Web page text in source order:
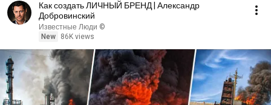
Как создать ЛИЧНЫЙ БРЕНД | Александр
Добровинский
Известные Люди ©
New
86K views